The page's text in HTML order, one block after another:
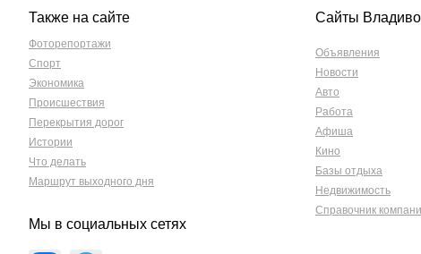
Также на сайте
Фоторепортажи
Спорт
Экономика
Происшествия
Перекрытия дорог
Истории
Что делать
Маршрут выходного дня
Мы в социальных сетях
Сайты
Объявления
Новости
Авто
Работа
Афиша
Кино
Базы отдыха
Недвижимость
Справочник